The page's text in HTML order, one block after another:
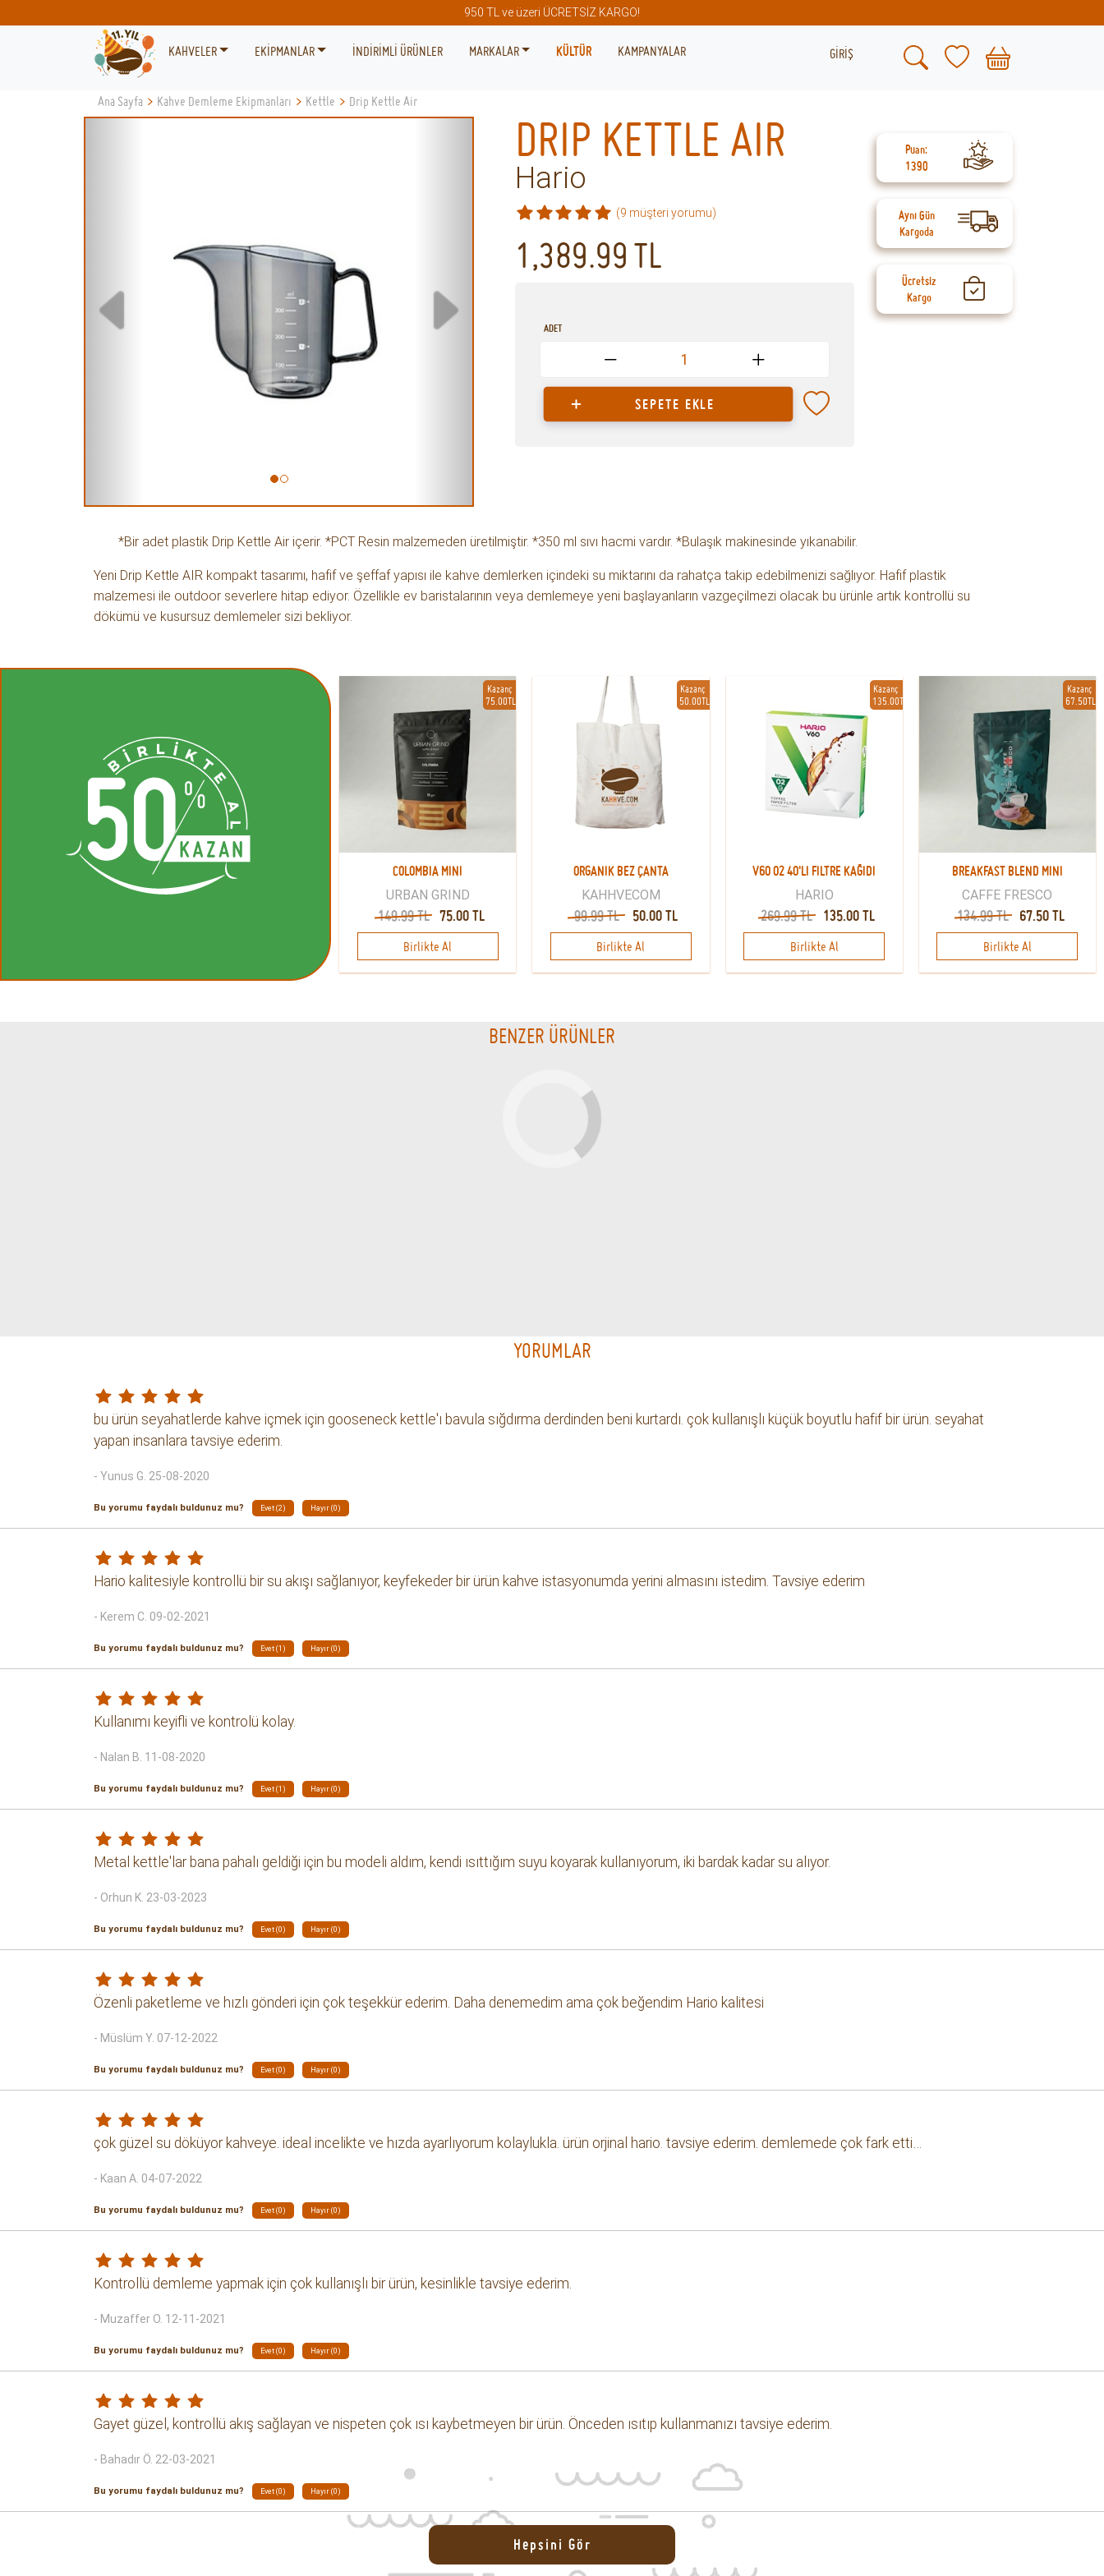
950 TL ve üzeri ÜCRETSİZ KARGO!
KAHVELER EKİPMANLAR İNDİRİMLİ ÜRÜNLER MARKALAR KÜLTÜR KAMPANYALAR GİRİŞ
Ana Sayfa > Kahve Demleme Ekipmanları > Kettle > Drip Kettle Air
DRIP KETTLE AIR
Hario
(9 müşteri yorumu)
1,389.99TL
ADET
1
SEPETE EKLE
Puan:
1390
Aynı Gün
Kargoda
Ücretsiz
Kargo
*Bir adet plastik Drip Kettle Air içerir. *PCT Resin malzemeden üretilmiştir. *350 ml sıvı hacmi vardır. *Bulaşık makinesinde yıkanabilir.
Yeni Drip Kettle AIR kompakt tasarımı, hafif ve şeffaf yapısı ile kahve demlerken içindeki su miktarını da rahatça takip edebilmenizi sağlıyor. Hafif plastik
malzemesi ile outdoor severlere hitap ediyor. Özellikle ev baristalarının veya demlemeye yeni başlayanların vazgeçilmezi olacak bu ürünle artık kontrollü su
dökümü ve kusursuz demlemeler sizi bekliyor.
Kazanç
75.00TL
COLOMBIA MINI
URBAN GRIND
149.99 TL 75.00 TL
Birlikte Al
Kazanç
50.00TL
ORGANIK BEZ ÇANTA
KAHHVECOM
99.99 TL 50.00 TL
Birlikte Al
Kazanç
135.00TL
V60 02 40'LI FILTRE KAĞIDI
HARIO
269.99 TL 135.00 TL
Birlikte Al
Kazanç
67.50TL
BREAKFAST BLEND MINI
CAFFE FRESCO
134.99 TL 67.50 TL
Birlikte Al
BENZER ÜRÜNLER
YORUMLAR
bu ürün seyahatlerde kahve içmek için gooseneck kettle'ı bavula sığdırma derdinden beni kurtardı. çok kullanışlı küçük boyutlu hafif bir ürün. seyahat
yapan insanlara tavsiye ederim.
- Yunus G. 25-08-2020
Bu yorumu faydalı buldunuz mu? Evet (2) Hayır (0)
Hario kalitesiyle kontrollü bir su akışı sağlanıyor, keyfekeder bir ürün kahve istasyonumda yerini almasını istedim. Tavsiye ederim
- Kerem C. 09-02-2021
Bu yorumu faydalı buldunuz mu? Evet (1) Hayır (0)
Kullanımı keyifli ve kontrolü kolay.
- Nalan B. 11-08-2020
Bu yorumu faydalı buldunuz mu? Evet (1) Hayır (0)
Metal kettle'lar bana pahalı geldiği için bu modeli aldım, kendi ısıttığım suyu koyarak kullanıyorum, iki bardak kadar su alıyor.
- Orhun K. 23-03-2023
Bu yorumu faydalı buldunuz mu? Evet (0) Hayır (0)
Özenli paketleme ve hızlı gönderi için çok teşekkür ederim. Daha denemedim ama çok beğendim Hario kalitesi
- Müslüm Y. 07-12-2022
Bu yorumu faydalı buldunuz mu? Evet (0) Hayır (0)
çok güzel su döküyor kahveye. ideal incelikte ve hızda ayarlıyorum kolaylukla. ürün orjinal hario. tavsiye ederim. demlemede çok fark etti…
- Kaan A. 04-07-2022
Bu yorumu faydalı buldunuz mu? Evet (0) Hayır (0)
Kontrollü demleme yapmak için çok kullanışlı bir ürün, kesinlikle tavsiye ederim.
- Muzaffer O. 12-11-2021
Bu yorumu faydalı buldunuz mu? Evet (0) Hayır (0)
Gayet güzel, kontrollü akış sağlayan ve nispeten çok ısı kaybetmeyen bir ürün. Önceden ısıtıp kullanmanızı tavsiye ederim.
- Bahadır Ö. 22-03-2021
Bu yorumu faydalı buldunuz mu? Evet (0) Hayır (0)
Hepsini Gör